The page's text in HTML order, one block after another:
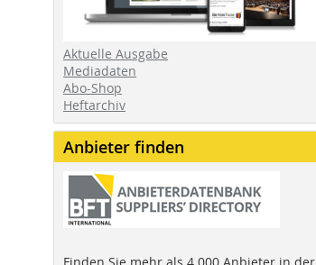
Aktuelle Ausgabe
Mediadaten
Abo-Shop
Heftarchiv
Anbieter finden